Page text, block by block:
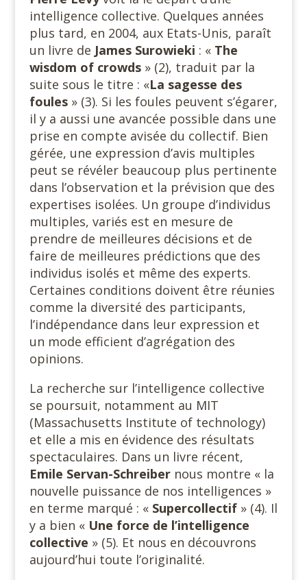
intelligence collective. Quelques années
plus tard, en 2004, aux Etats-Unis, paraît
un livre de James Surowieki : « The
wisdom of crowds » (2), traduit par la
suite sous le titre : «La sagesse des
foules » (3). Si les foules peuvent s’égarer,
il y a aussi une avancée possible dans une
prise en compte avisée du collectif. Bien
gérée, une expression d’avis multiples
peut se révéler beaucoup plus pertinente
dans l’observation et la prévision que des
expertises isolées. Un groupe d’individus
multiples, variés est en mesure de
prendre de meilleures décisions et de
faire de meilleures prédictions que des
individus isolés et même des experts.
Certaines conditions doivent être réunies
comme la diversité des participants,
l’indépendance dans leur expression et
un mode efficient d’agrégation des
opinions.
La recherche sur l’intelligence collective
se poursuit, notamment au MIT
(Massachusetts Institute of technology)
et elle a mis en évidence des résultats
spectaculaires. Dans un livre récent,
Emile Servan-Schreibernous montre « la
nouvelle puissance de nos intelligences »
en terme marqué : « Supercollectif » (4). Il
y a bien « Une force de l’intelligence
collective » (5). Et nous en découvrons
aujourd’hui toute l’originalité.